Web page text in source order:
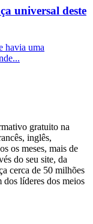
universal deste
havia uma
gratuito na
inglês,
os meses, mais de
do seu site, da
cerca de 50 milhões
dos líderes dos meios